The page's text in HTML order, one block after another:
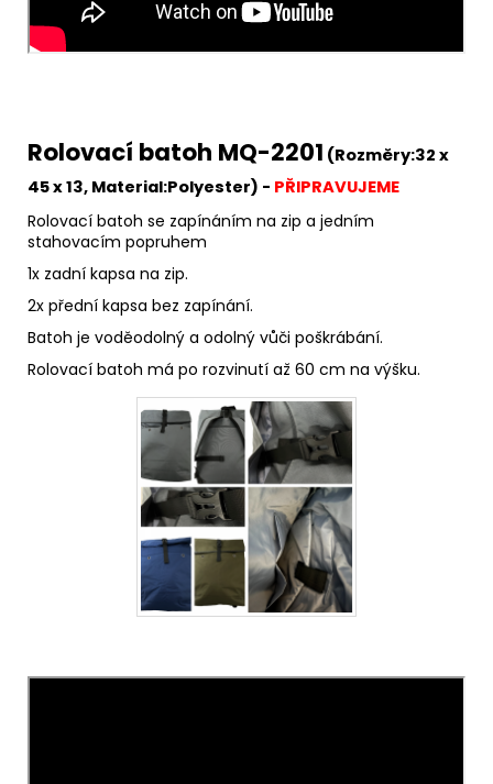
Rolovací batoh MQ-2201 (Rozměry:32 x
45 x 13, Material:Polyester) - PŘIPRAVUJEME
Rolovací batoh se zapínáním na zip a jedním
stahovacím popruhem
1x zadní kapsa na zip.
2x přední kapsa bez zapínání.
Batoh je voděodolný a odolný vůči poškrábání.
Rolovací batoh má po rozvinutí až 60 cm na výšku.